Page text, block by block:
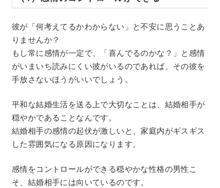
彼が「何考えてるかわからない」と不安に思うことあ
りませんか？
もし常に感情が一定で、「喜んでるのかな？」と感情
がいまいち読みにくい彼がいるのであれば、その彼を
手放さないほうがいいでしょう。
平和な結婚生活を送る上で大切なことは、結婚相手が
穏やかであることなんです。
結婚相手の感情の起伏が激しいと、家庭内がギスギス
した雰囲気になる原因になります。
感情をコントロールができる穏やかな性格の男性こ
そ、結婚相手には向いているのです。